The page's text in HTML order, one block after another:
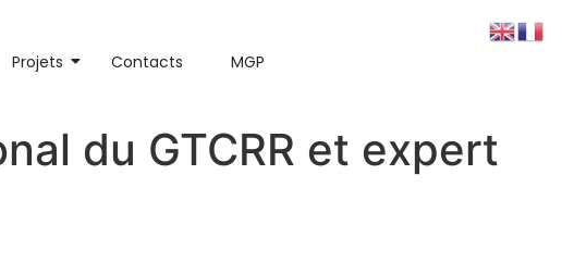
Projets Contacts MGP
du GTCRR et expert